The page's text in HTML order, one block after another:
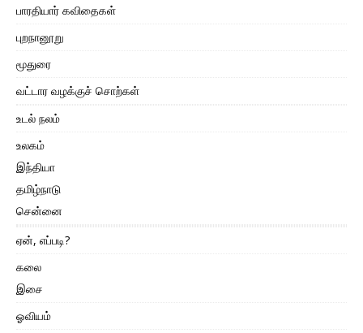
பாரதியார் கவிதைகள்
புறநானூறு
மூதுரை
வட்டார வழக்குச் சொற்கள்
உடல் நலம்
உலகம்
இந்தியா
தமிழ்நாடு
சென்னை
ஏன், எப்படி?
கலை
இசை
ஓவியம்